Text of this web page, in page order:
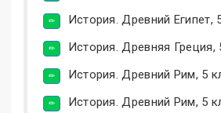
История. Древний Египет,
История. Древняя Греция,
История. Древний Рим, 5
История. Древний Рим, 5